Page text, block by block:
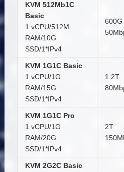
KVM 512Mb1C
Basic
1 vCPU/512M
RAM/10G
SSD/1*IPv4
600G
KVM 1G1C Basic
1 vCPU/1G
RAM/15G
SSD/1*IPv4
1.2T
KVM 1G1C Pro
1 vCPU/1G
RAM/20G
SSD/1*IPv4
2T
KVM 2G2C Basic